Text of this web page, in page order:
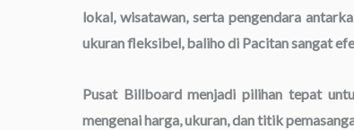
lokal, wisatawan, serta pengendara
ukuran fleksibel, baliho di Pacitan sangat
Pusat Billboard menjadi pilihan tepat
mengenai harga, ukuran, dan titik